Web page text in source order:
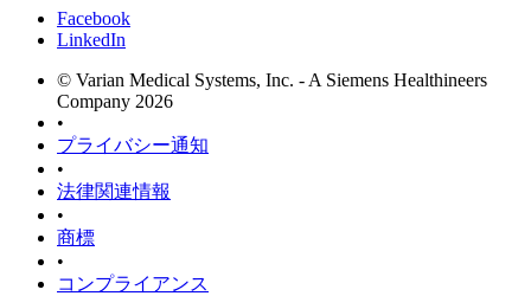
Facebook
LinkedIn
© Varian Medical Systems, Inc. - A Siemens Healthineers
Company 2026
•
プライバシー通知
•
法律関連情報
•
商標
•
コンプライアンス